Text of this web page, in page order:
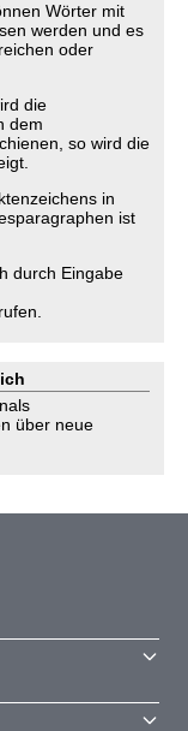
Wörter mit
werden und es
oder
die
dem
so wird die
in
ist
durch Eingabe
über neue